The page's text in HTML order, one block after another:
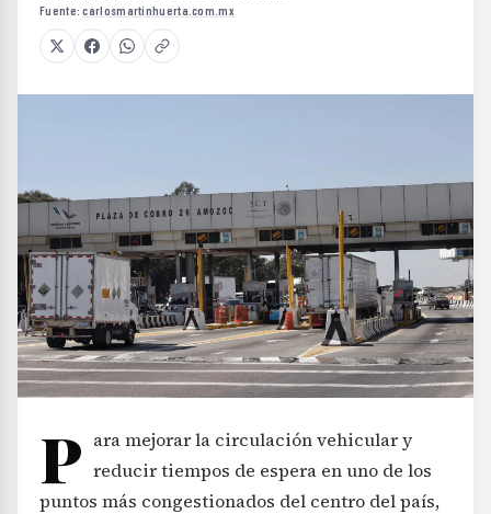
Fuente:carlosmartinhuerta.com.mx
P ara mejorar la circulación vehicular y
reducir tiempos de espera en uno de los
puntos más congestionados del centro del país,